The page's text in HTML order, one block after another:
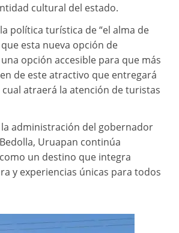
cultural del estado.
política turística de “el alma de
esta nueva opción de
opción accesible para que más
de este atractivo que entregará
cual atraerá la atención de turistas
la administración del gobernador
Uruapan continúa
un destino que integra
y experiencias únicas para todos